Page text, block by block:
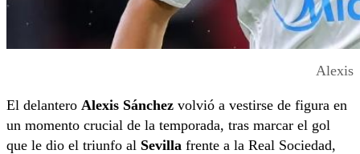
Alexis
El delantero Alexis Sánchez volvió a vestirse de figura en
un momento crucial de la temporada, tras marcar el gol
que le dio el triunfo al Sevilla frente a la Real Sociedad,